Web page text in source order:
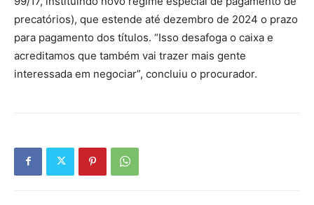
precatórios), que estende até dezembro de 2024 o prazo
para pagamento dos títulos. “Isso desafoga o caixa e
acreditamos que também vai trazer mais gente
interessada em negociar”, concluiu o procurador.